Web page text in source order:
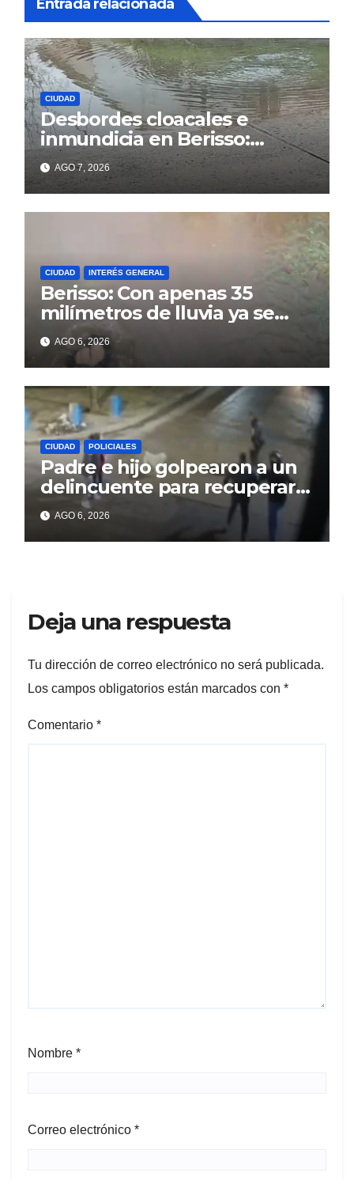
Entrada relacionada
CIUDAD
Desbordes cloacales e
inmundicia en Berisso:
colapso de la red en la calle
14AGO 7, 2026
CIUDAD INTERÉS GENERAL
Berisso: Con apenas 35
milímetros de lluvia ya se
sienten los problemas
AGO 6, 2026
CIUDAD POLICIALES
Padre e hijo golpearon a un
delincuente para recuperar
un celular robado en Berisso
AGO 6, 2026
Deja una respuesta
Tu dirección de correo electrónico no será publicada.
Los campos obligatorios están marcados con *
Comentario *
Nombre *
Correo electrónico *